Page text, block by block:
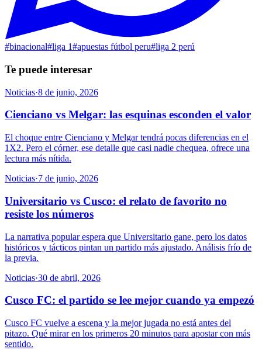
#binacional#liga 1#apuestas fútbol peru#liga 2 perú
Te puede interesar
Noticias·8 de junio, 2026
Cienciano vs Melgar: las esquinas esconden el valor
El choque entre Cienciano y Melgar tendrá pocas diferencias en el
1X2. Pero el córner, ese detalle que casi nadie chequea, ofrece una
lectura más nítida.
Noticias·7 de junio, 2026
Universitario vs Cusco: el relato de favorito no
resiste los números
La narrativa popular espera que Universitario gane, pero los datos
históricos y tácticos pintan un partido más ajustado. Análisis frío de
la previa.
Noticias·30 de abril, 2026
Cusco FC: el partido se lee mejor cuando ya empezó
Cusco FC vuelve a escena y la mejor jugada no está antes del
pitazo. Qué mirar en los primeros 20 minutos para apostar con más
sentido.